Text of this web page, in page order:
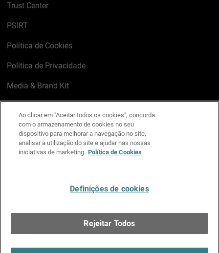
Trust Center
PSIRT
Política de Cookies
Política de Privacidade
Media & Brand Kit
LinkedIn
X FacebookInstagram
YouTube
Ao clicar em "Aceitar todos os cookies", concorda
com o armazenamento de cookies no seu
dispositivo para melhorar a navegação no site,
analisar a utilização do site e ajudar nas nossas
iniciativas de marketing. Política de Cookies
Definições de cookies
Rejeitar Todos